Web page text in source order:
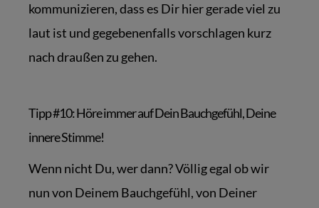
kommunizieren, dass es Dir hier gerade viel zu
laut ist und gegebenenfalls vorschlagen kurz
nach draußen zu gehen.
Tipp #10: Höre immer auf Dein Bauchgefühl, Deine
innere Stimme!
Wenn nicht Du, wer dann? Völlig egal ob wir
nun von Deinem Bauchgefühl, von Deiner